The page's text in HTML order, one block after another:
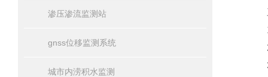
渗压渗流监测站
gnss位移监测系统
城市内涝积水监测
三
1
2
3